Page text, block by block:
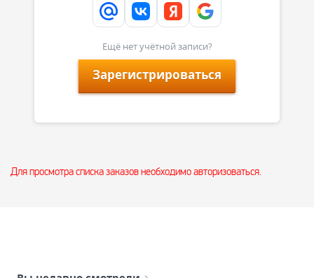
Ещё нет учётной записи?
Зарегистрироваться
Для просмотра списка заказов необходимо авторизоваться.